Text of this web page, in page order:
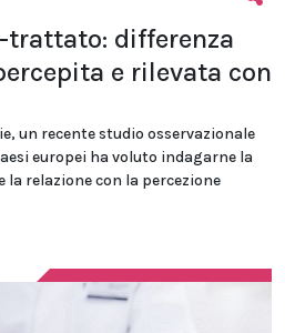
differenza
e rilevata con
un recente studio osservazionale
europei ha voluto indagarne la
la relazione con la percezione